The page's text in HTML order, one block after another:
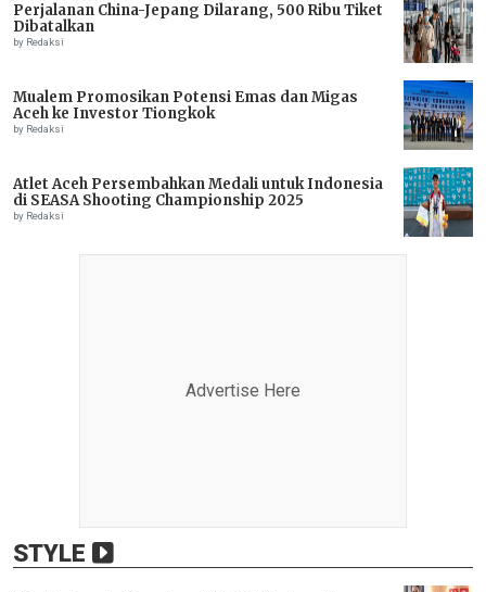
Perjalanan China-Jepang Dilarang, 500 Ribu Tiket
Dibatalkan
by Redaksi
Mualem Promosikan Potensi Emas dan Migas
Aceh ke Investor Tiongkok
by Redaksi
Atlet Aceh Persembahkan Medali untuk Indonesia
di SEASA Shooting Championship 2025
by Redaksi
Advertise Here
STYLE